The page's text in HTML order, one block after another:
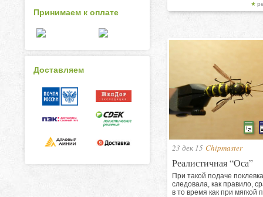
Принимаем к оплате
Доставляем
23 дек 15 Chipmaster
Реалистичная “Оса”
При такой подаче поклевка
следовала, как правило,
в то время как при мягкой